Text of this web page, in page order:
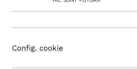
Config. cookie